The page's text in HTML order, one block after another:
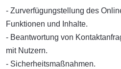
- Zurverfügungstellung des
Funktionen und Inhalte.
- Beantwortung von
mit Nutzern.
- Sicherheitsmaßnahmen.